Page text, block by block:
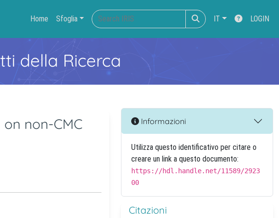
Home Sfoglia IT LOGIN
della Ricerca
non-CMC Informazioni
Utilizza questo identificativo per citare o
creare un link a questo documento:
https://hdl.handle.net/11589/2923
00
Citazioni